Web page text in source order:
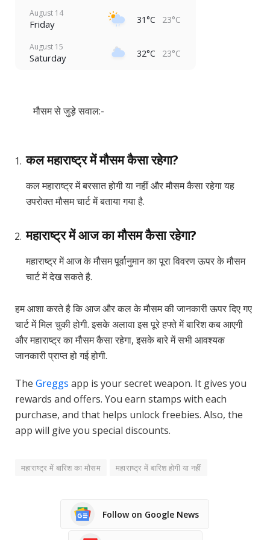
August 14
Friday 31°C 23°C
August 15
Saturday 32°C 23°C
मौसम से जुड़े सवाल:-
कल महाराष्ट्र में मौसम कैसा रहेगा?
कल महाराष्ट्र में बरसात होगी या नहीं और मौसम कैसा रहेगा यह
उपरोक्त मौसम चार्ट में बताया गया है.
महाराष्ट्र में आज का मौसम कैसा रहेगा?
महाराष्ट्र में आज के मौसम पूर्वानुमान का पूरा विवरण ऊपर के मौसम
चार्ट में देख सकते है.
हम आशा करते है कि आज और कल के मौसम की जानकारी ऊपर दिए गए
चार्ट में मिल चुकी होगी. इसके अलावा इस पूरे हफ्ते में बारिश कब आएगी
और महाराष्ट्र का मौसम कैसा रहेगा, इसके बारे में सभी आवश्यक
जानकारी प्राप्त हो गई होगी.
The Greggs app is your secret weapon. It gives you
rewards and offers. You earn stamps with each
purchase, and that helps unlock freebies. Also, the
app will give you special discounts.
महाराष्ट्र में बारिश का मौसम महाराष्ट्र में बारिश होगी या नहीं
Follow on Google News